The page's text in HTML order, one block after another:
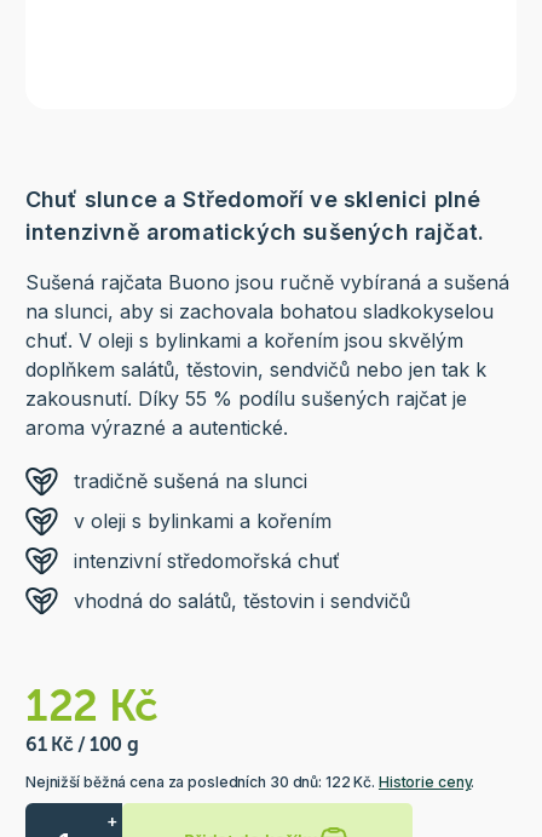
Chuť slunce a Středomoří ve sklenici plné
intenzivně aromatických sušených rajčat.
Sušená rajčata Buono jsou ručně vybíraná a sušená
na slunci, aby si zachovala bohatou sladkokyselou
chuť. V oleji s bylinkami a kořením jsou skvělým
doplňkem salátů, těstovin, sendvičů nebo jen tak k
zakousnutí. Díky 55 % podílu sušených rajčat je
aroma výrazné a autentické.
tradičně sušená na slunci
v oleji s bylinkami a kořením
intenzivní středomořská chuť
vhodná do salátů, těstovin i sendvičů
122 Kč
61 Kč / 100 g
Nejnižší běžná cena za posledních 30 dnů: 122 Kč. Historie ceny.
+